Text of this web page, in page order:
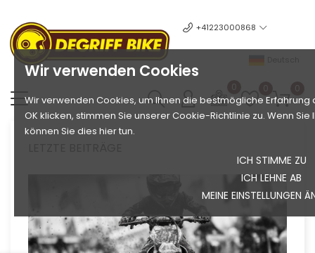
Wir verwenden Cookies
Wir verwenden Cookies, um Ihnen die bestmögliche
OK klicken, stimmen Sie unserer Cookie-Richtlinie zu. Wenn
können Sie dies hier tun.
ICH STIMME ZU
ICH LEHNE AB
MEINE EINSTELLUNGEN
+41223000868